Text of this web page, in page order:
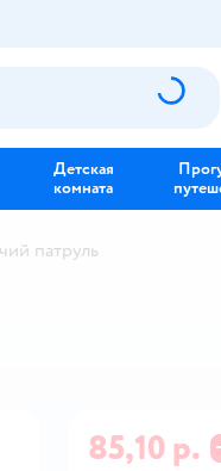
Детская
комната
патруль
85,10 р. −